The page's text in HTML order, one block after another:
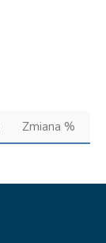
Zmiana %